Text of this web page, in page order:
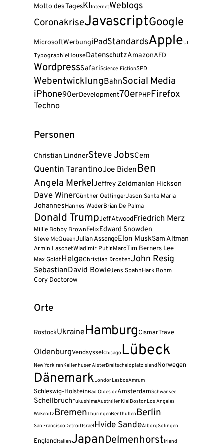
Motto des TagesKIInternetWeblogs
CoronakriseJavascriptGoogle
MicrosoftWerbungiPadStandardsAppleUI
TypographieHouseDatenschutzAmazonAFD
WordpressSafariScience FictionSPD
WebentwicklungBahnSocial Media
iPhone90erDevelopment70erPHPFirefox
Techno
Personen
Christian LindnerSteve JobsCem
Quentin TarantinoJoe BidenBen
Angela MerkelJeffrey ZeldmanIan Hickson
Dave WinerGünther OettingerJason Santa Maria
JohannesHannes WaderBrian De Palma
Donald TrumpJeff AtwoodFriedrich Merz
Millie Bobby BrownFelixEdward Snowden
Steve McQueenJulian AssangeElon MuskSam Altman
Armin LaschetWladimir PutinMarcTim Berners Lee
Max GoldtHelgeChristian DrostenJohn Resig
SebastianDavid BowieJens SpahnHark Bohm
Cory Doctorow
Orte
RostockUkraineHamburgCismarTrave
OldenburgVendsysselChicago Lübeck
New YorkIranKellenhusenAlsterBreitscheidplatzIslandNorwegen
DänemarkLondonLesbosAmrum
Schleswig-HolsteinBad OldesloeAmsterdamSchwansee
SchellbruchFukushimaAustralienKielBostonLos Angeles
WakenitzBremenThüringenBenthullenBerlin
San FranciscoDetroitIsraelHvide SandeÅlborgSolingen
EnglandItalienJapanDelmenhorstIrland